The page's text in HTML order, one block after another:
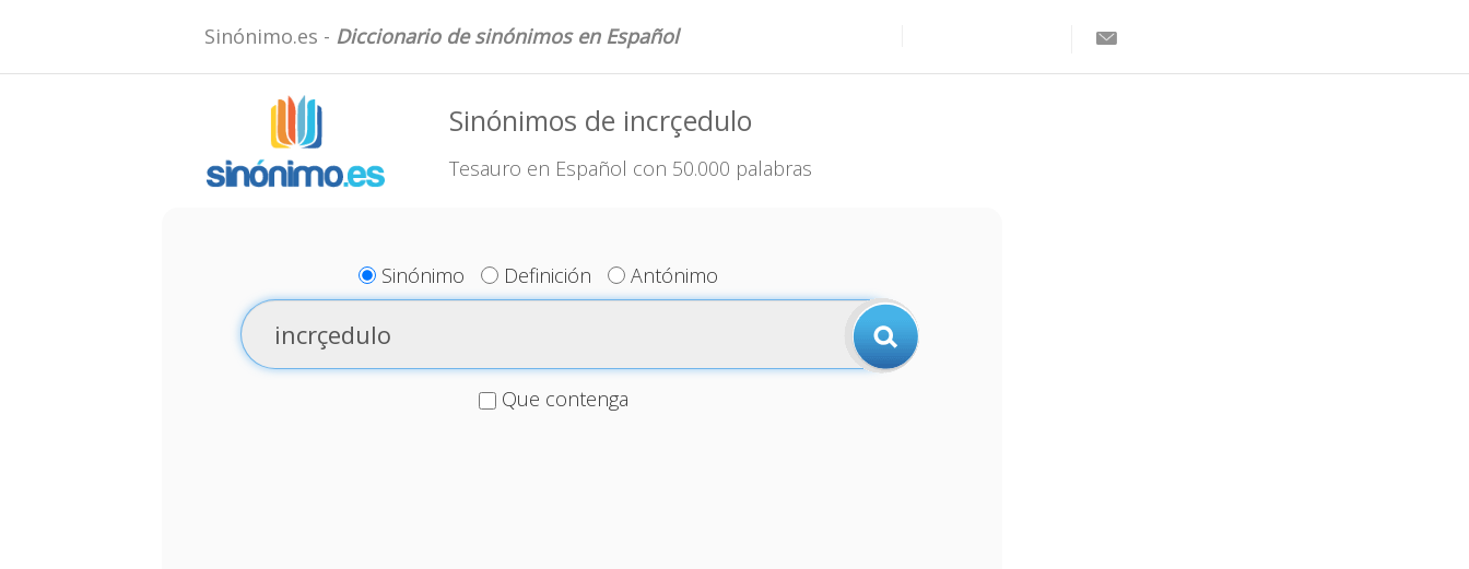
Sinónimo.es - Diccionario de sinónimos en Español
Sinónimos de incrçedulo
Tesauro en Español con 50.000 palabras
Sinónimo Definición Antónimo
Que contenga